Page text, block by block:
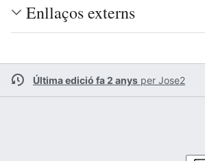
Enllaços externs
Última edició fa 2 anys per Jose2